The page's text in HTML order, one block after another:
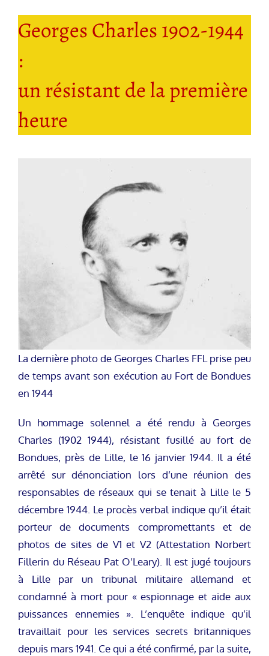
Georges Charles 1902-1944
:
un résistant de la première
heure
La dernière photo de Georges Charles FFL prise peu
de temps avant son exécution au Fort de Bondues
en 1944
Un hommage solennel a été rendu à Georges
Charles (1902 1944), résistant fusillé au fort de
Bondues, près de Lille, le 16 janvier 1944. Il a été
arrêté sur dénonciation lors d’une réunion des
responsables de réseaux qui se tenait à Lille le 5
décembre 1944. Le procès verbal indique qu’il était
porteur de documents compromettants et de
photos de sites de V1 et V2 (Attestation Norbert
Fillerin du Réseau Pat O’Leary). Il est jugé toujours
à Lille par un tribunal militaire allemand et
condamné à mort pour « espionnage et aide aux
puissances ennemies ». L’enquête indique qu’il
travaillait pour les services secrets britanniques
depuis mars 1941. Ce qui a été confirmé, par la suite,